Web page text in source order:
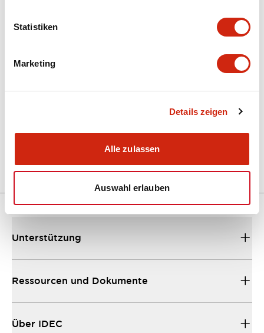
Statistiken
Marketing
Details zeigen
Alle zulassen
Auswahl erlauben
Dokumente und Dateien
Genehmigungen & Standards
04/09/2025.PDF1.23MB
Unterstützung
Ressourcen und Dokumente
Über IDEC